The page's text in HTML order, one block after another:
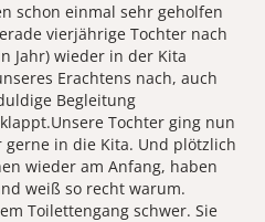
schon einmal sehr geholfen
vierjährige Tochter nach
Jahr) wieder in der Kita
Erachtens nach, auch
Begleitung
Tochter ging nun
in die Kita. Und plötzlich
wieder am Anfang, haben
weiß so recht warum.
Toilettengang schwer. Sie